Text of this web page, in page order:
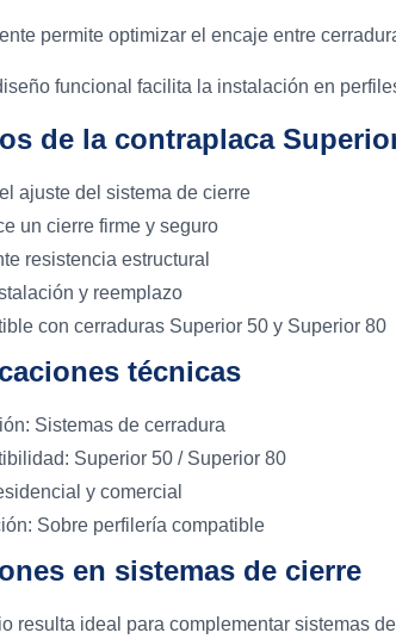
permite optimizar el encaje entre
funcional facilita la instalación en
de la contraplaca
ajuste del sistema de cierre
un cierre firme y seguro
resistencia estructural
y reemplazo
con cerraduras Superior 50 y Superior 80
técnicas
Sistemas de cerradura
Superior 50 / Superior 80
y comercial
Sobre perfilería compatible
en sistemas de cierre
resulta ideal para complementar sistemas